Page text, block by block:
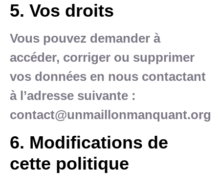
5. Vos droits
Vous pouvez demander à
accéder, corriger ou supprimer
vos données en nous contactant
à l’adresse suivante :
contact@unmaillonmanquant.org
6. Modifications de
cette politique